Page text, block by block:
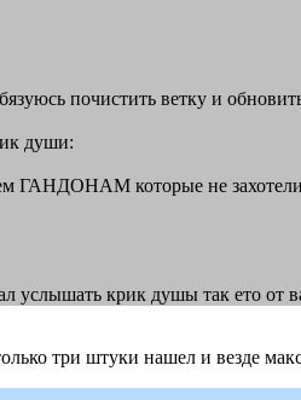
почистить ветку и
души:
ГАНДОНАМ которые не
услышать крик душы так ето от
три штуки нашел и везде